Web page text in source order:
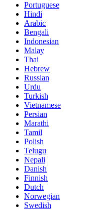
Portuguese
Hindi
Arabic
Bengali
Indonesian
Malay
Thai
Hebrew
Russian
Urdu
Turkish
Vietnamese
Persian
Marathi
Tamil
Polish
Telugu
Nepali
Danish
Finnish
Dutch
Norwegian
Swedish